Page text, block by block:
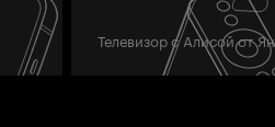
Телевизор с Алисой от